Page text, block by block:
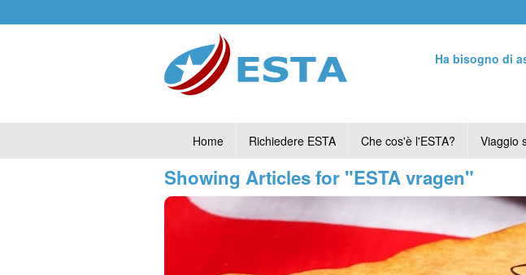
Ha bisogno di
Home Richiedere ESTA Che cos'è l'ESTA? Viaggio
Showing Articles for "ESTA vragen"